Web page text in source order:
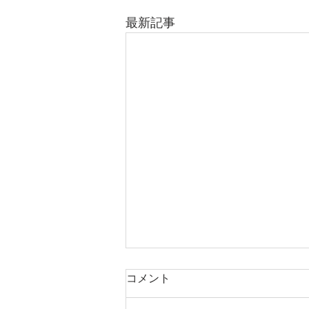
最新記事
コメント